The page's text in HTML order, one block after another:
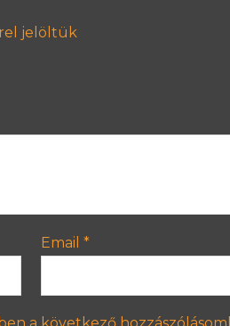
jelöltük
Email*